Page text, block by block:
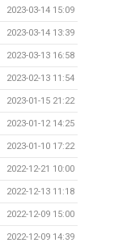
2023-03-14 15:09
2023-03-14 13:39
2023-03-13 16:58
2023-02-13 11:54
2023-01-15 21:22
2023-01-12 14:25
2023-01-10 17:22
2022-12-21 10:00
2022-12-13 11:18
2022-12-09 15:00
2022-12-09 14:39